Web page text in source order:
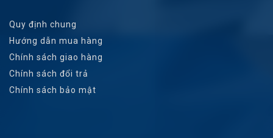
Quy định chung
Hướng dẫn mua hàng
Chính sách giao hàng
Chính sách đổi trả
Chính sách bảo mật